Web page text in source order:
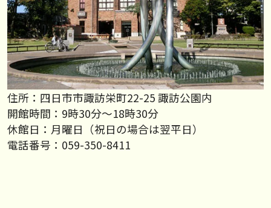
住所：四日市市諏訪栄町22-25 諏訪公園内
開館時間：9時30分～18時30分
休館日：月曜日（祝日の場合は翌平日）
電話番号：059-350-8411